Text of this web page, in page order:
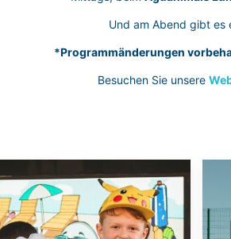
Und am Abend gibt es
*Programmänderungen
Besuchen Sie unsere